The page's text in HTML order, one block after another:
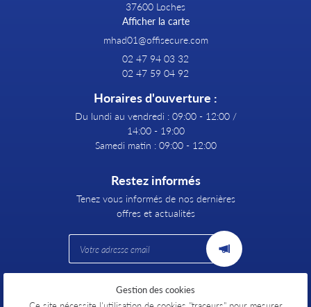
37600 Loches
Afficher la carte
02 47 94 03 32
02 47 59 04 92
Horaires d'ouverture :
Du lundi au vendredi : 09:00 - 12:00 /
14:00 - 19:00
Samedi matin : 09:00 - 12:00
Restez informés
Tenez vous informés de nos dernières
offres et actualités
Mentions Légales
Gestion des cookies